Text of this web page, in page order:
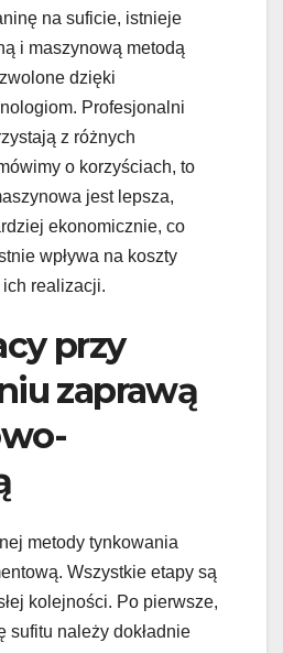
na suficie, istnieje
i maszynową metodą
dzięki
Profesjonalni
z różnych
o korzyściach, to
jest lepsza,
ekonomicznie, co
wpływa na koszty
realizacji.
przy
zaprawą
metody tynkowania
Wszystkie etapy są
kolejności. Po pierwsze,
sufitu należy dokładnie